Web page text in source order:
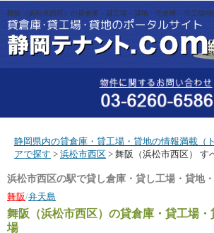
舞阪（浜松市西区）の貸倉庫・貸工場・貸地・売倉庫・売工場|物
静岡県内の貸倉庫・貸工場・貸地の情報満載（
アで探す > 浜松市西区 > 舞阪（浜松市西区） す
浜松市西区の駅で貸し倉庫・貸し工場・貸地
舞阪/弁天島
舞阪（浜松市西区） の貸倉庫・貸工場
場